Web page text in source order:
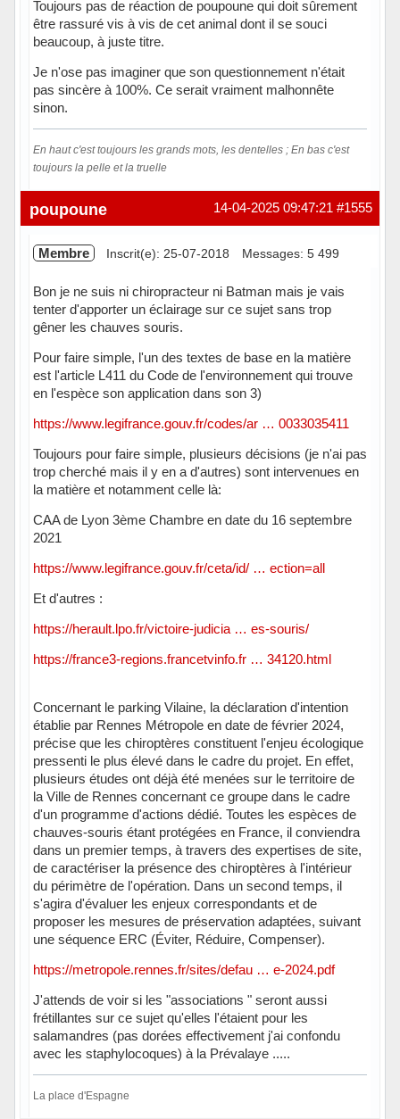
Toujours pas de réaction de poupoune qui doit sûrement
être rassuré vis à vis de cet animal dont il se souci
beaucoup, à juste titre.
Je n'ose pas imaginer que son questionnement n'était
pas sincère à 100%. Ce serait vraiment malhonnête
sinon.
En haut c'est toujours les grands mots, les dentelles ; En bas c'est
toujours la pelle et la truelle
Hors ligne #1555
14-04-2025 09:47:21
poupoune
Membre Inscrit(e): 25-07-2018 Messages: 5 499
Bon je ne suis ni chiropracteur ni Batman mais je vais
tenter d'apporter un éclairage sur ce sujet sans trop
gêner les chauves souris.
Pour faire simple, l'un des textes de base en la matière
est l'article L411 du Code de l'environnement qui trouve
en l'espèce son application dans son 3)
https://www.legifrance.gouv.fr/codes/ar … 0033035411
Toujours pour faire simple, plusieurs décisions (je n'ai pas
trop cherché mais il y en a d'autres) sont intervenues en
la matière et notamment celle là:
CAA de Lyon 3ème Chambre en date du 16 septembre
2021
https://www.legifrance.gouv.fr/ceta/id/ … ection=all
Et d'autres :
https://herault.lpo.fr/victoire-judicia … es-souris/
https://france3-regions.francetvinfo.fr … 34120.html
Concernant le parking Vilaine, la déclaration d'intention
établie par Rennes Métropole en date de février 2024,
précise que les chiroptères constituent l'enjeu écologique
pressenti le plus élevé dans le cadre du projet. En effet,
plusieurs études ont déjà été menées sur le territoire de
la Ville de Rennes concernant ce groupe dans le cadre
d'un programme d'actions dédié. Toutes les espèces de
chauves-souris étant protégées en France, il conviendra
dans un premier temps, à travers des expertises de site,
de caractériser la présence des chiroptères à l'intérieur
du périmètre de l'opération. Dans un second temps, il
s'agira d'évaluer les enjeux correspondants et de
proposer les mesures de préservation adaptées, suivant
une séquence ERC (Éviter, Réduire, Compenser).
https://metropole.rennes.fr/sites/defau … e-2024.pdf
J'attends de voir si les "associations " seront aussi
frétillantes sur ce sujet qu'elles l'étaient pour les
salamandres (pas dorées effectivement j'ai confondu
avec les staphylocoques) à la Prévalaye .....
La place d'Espagne